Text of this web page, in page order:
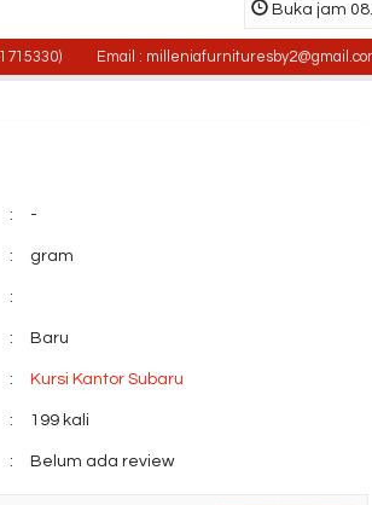
Buka jam
Email : milleniafurnituresby2@gmail.com /
: -
: gram
:
: Baru
: Kursi Kantor Subaru
: 199 kali
: Belum ada review
Ready Stock